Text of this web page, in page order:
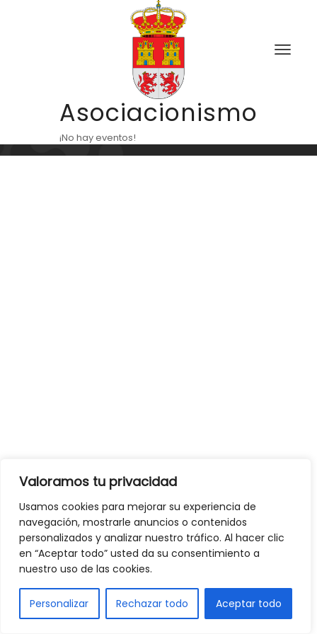
Valoramos tu privacidad
Usamos cookies para mejorar su experiencia de
navegación, mostrarle anuncios o contenidos
personalizados y analizar nuestro tráfico. Al hacer clic
en “Aceptar todo” usted da su consentimiento a
nuestro uso de las cookies.
Personalizar Rechazar todo Aceptar todo
Asociacionismo
¡No hay eventos!